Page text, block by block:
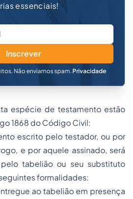
essenciais!
Inscrever
Não enviamos spam. Privacidade
espécie de testamento estão
1868 do Código Civil:
escrito pelo testador, ou por
e por aquele assinado, será
tabelião ou seu substituto
formalidades:
ao tabelião em presença